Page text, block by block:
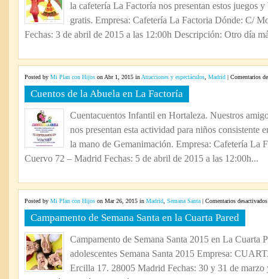
la cafetería La Factoría nos presentan estos juegos
gratis. Empresa: Cafetería La Factoria Dónde: C/
Fechas: 3 de abril de 2015 a las 12:00h Descripción: Otro día
Posted by Mi Plan con Hijos on Abr 1, 2015 in Atracciones y espectáculos Madrid | Comentarios
Cuentos de la Abuela en La Factoría
Cuentacuentos Infantil en Hortaleza. Nuestros
nos presentan esta actividad para niños consistente
la mano de Gemanimación. Empresa: Cafetería La
Cuervo 72 – Madrid Fechas: 5 de abril de 2015 a las 12:00h...
Posted by Mi Plan con Hijos on Mar 26, 2015 in Madrid Semana Santa | Comentarios desactivados
Campamento de Semana Santa en la Cuarta Pared
Campamento de Semana Santa 2015 en La Cuarta
adolescentes Semana Santa 2015 Empresa:
Ercilla 17. 28005 Madrid Fechas: 30 y 31 de